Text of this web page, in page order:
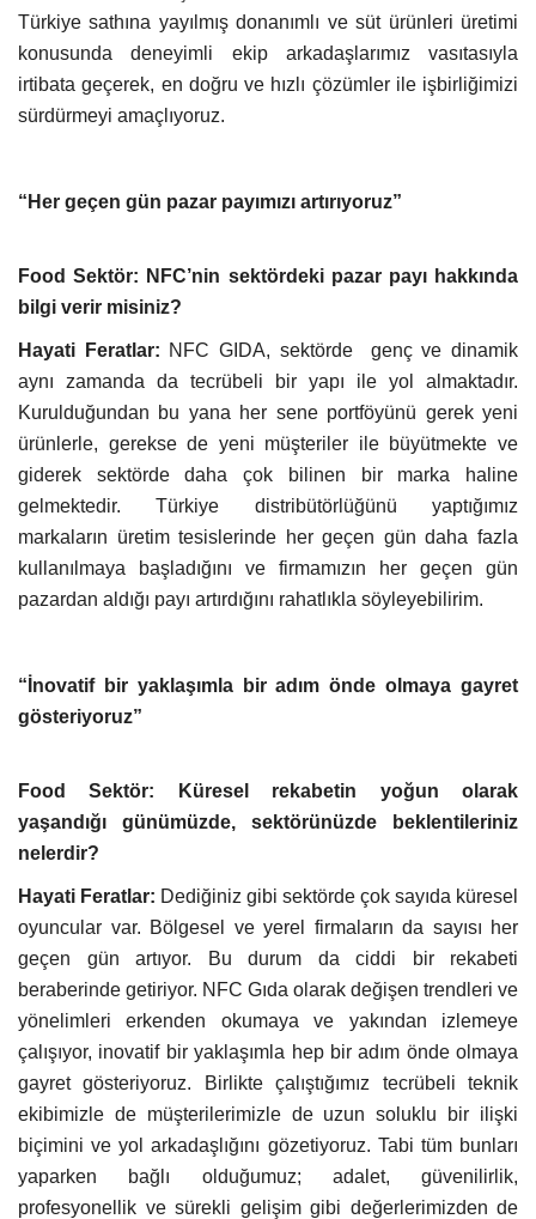
Türkiye sathına yayılmış donanımlı ve süt ürünleri üretimi
konusunda deneyimli ekip arkadaşlarımız vasıtasıyla
irtibata geçerek, en doğru ve hızlı çözümler ile işbirliğimizi
sürdürmeyi amaçlıyoruz.
“Her geçen gün pazar payımızı artırıyoruz”
Food Sektör: NFC’nin sektördeki pazar payı hakkında
bilgi verir misiniz?
Hayati Feratlar: NFC GIDA, sektörde
genç ve dinamik
aynı zamanda da tecrübeli bir yapı ile yol almaktadır.
Kurulduğundan bu yana her sene portföyünü gerek yeni
ürünlerle, gerekse de yeni müşteriler ile büyütmekte ve
giderek sektörde daha çok bilinen bir marka haline
gelmektedir. Türkiye distribütörlüğünü yaptığımız
markaların üretim tesislerinde her geçen gün daha fazla
kullanılmaya başladığını ve firmamızın her geçen gün
pazardan aldığı payı artırdığını rahatlıkla söyleyebilirim.
“İnovatif bir yaklaşımla bir adım önde olmaya gayret
gösteriyoruz”
Food Sektör: Küresel rekabetin yoğun olarak
yaşandığı günümüzde, sektörünüzde beklentileriniz
nelerdir?
Hayati Feratlar: Dediğiniz gibi sektörde çok sayıda küresel
oyuncular var. Bölgesel ve yerel firmaların da sayısı her
geçen gün artıyor. Bu durum da ciddi bir rekabeti
beraberinde getiriyor. NFC Gıda olarak değişen trendleri ve
yönelimleri erkenden okumaya ve yakından izlemeye
çalışıyor, inovatif bir yaklaşımla hep bir adım önde olmaya
gayret gösteriyoruz. Birlikte çalıştığımız tecrübeli teknik
ekibimizle de müşterilerimizle de uzun soluklu bir ilişki
biçimini ve yol arkadaşlığını gözetiyoruz. Tabi tüm bunları
yaparken bağlı olduğumuz; adalet, güvenilirlik,
profesyonellik ve sürekli gelişim gibi değerlerimizden de